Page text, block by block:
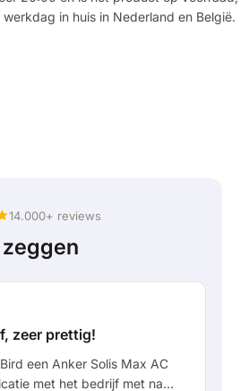
in huis in Nederland en België.
14.000+ reviews
zeer prettig!
een Anker Solis Max AC
met het bedrijf met name